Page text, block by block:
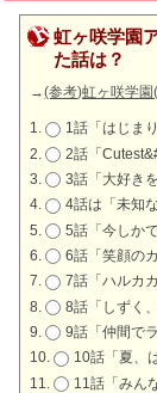
虹ヶ咲学園
た話は？
→(参考)虹ヶ咲学
1話「はじま
2話「
3話「大好き
4話は「未知
5話「今しか
6話「笑顔の
7話「ハルカ
8話「しずく
9話「仲間で
10話「夏、
11話「みん